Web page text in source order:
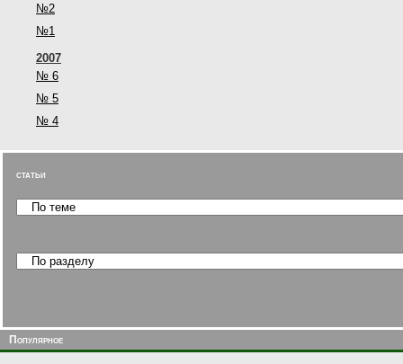
№2
№1
2007
№ 6
№ 5
№ 4
статьи
Популярное